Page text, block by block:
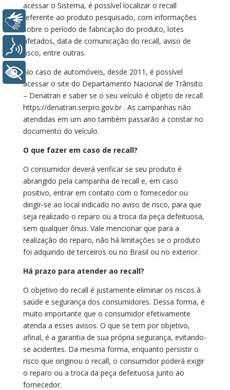
acessar o Sistema, é possível localizar o recall
referente ao produto pesquisado, com informações
sobre o período de fabricação do produto, lotes
afetados, data de comunicação do recall, aviso de
risco, entre outras.
No caso de automóveis, desde 2011, é possível
acessar o site do Departamento Nacional de Trânsito
– Denatran e saber se o seu veículo é objeto de recall
https://denatran.serpro.gov.br . As campanhas não
atendidas em um ano também passarão a constar no
documento do veículo.
O que fazer em caso de recall?
O consumidor deverá verificar se seu produto é
abrangido pela campanha de recall e, em caso
positivo, entrar em contato com o fornecedor ou
dirigir-se ao local indicado no aviso de risco, para que
seja realizado o reparo ou a troca da peça defeituosa,
sem qualquer ônus. Vale mencionar que para a
realização do reparo, não há limitações se o produto
foi adquirido de terceiros ou no Brasil ou no exterior.
Há prazo para atender ao recall?
O objetivo do recall é justamente eliminar os riscos à
saúde e segurança dos consumidores. Dessa forma, é
muito importante que o consumidor efetivamente
atenda a esses avisos. O que se tem por objetivo,
afinal, é a garantia de sua própria segurança, evitando-
se acidentes. Da mesma forma, enquanto persistir o
risco que originou o recall, o consumidor poderá exigir
o reparo ou a troca da peça defeituosa junto ao
fornecedor.
Libras
Voz
+ Acessibilidade